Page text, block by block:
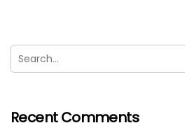
Recent Comments